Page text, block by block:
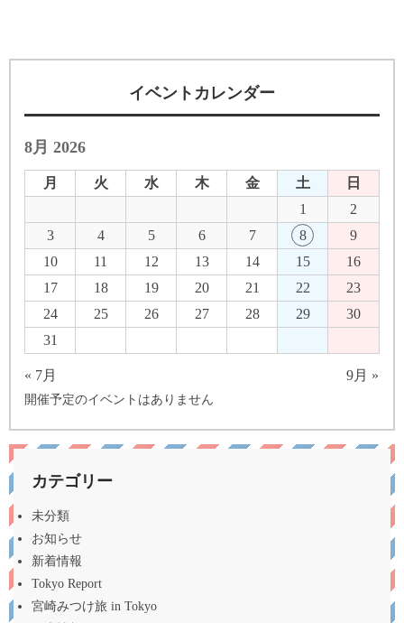
イベントカレンダー
8月 2026
月 火 水 木 金 土
日
1
2
3
4 5 6 7 8
9
10
11 12 13 14 15
16
17
18 19 20 21 22
23
24
25 26 27 28 29
30
31
« 7月 9月 »
開催予定のイベントはありません
カテゴリー
未分類
お知らせ
新着情報
Tokyo Report
宮崎みつけ旅 in Tokyo